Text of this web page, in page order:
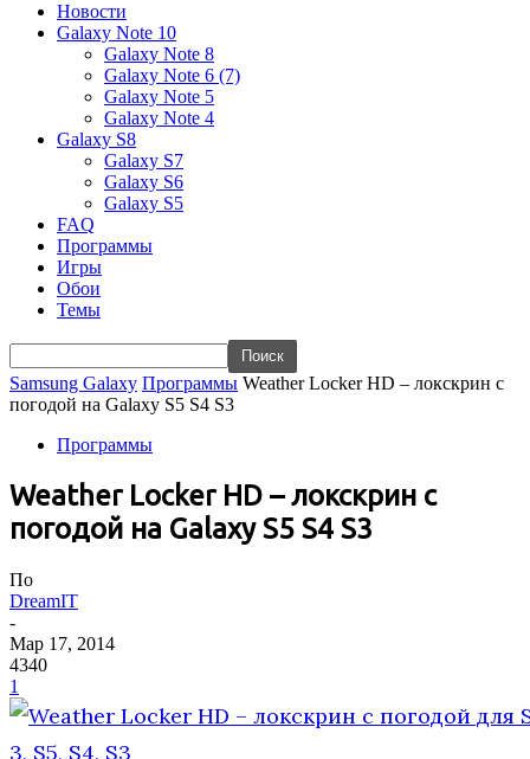
Новости
Galaxy Note 10
Galaxy Note 8
Galaxy Note 6 (7)
Galaxy Note 5
Galaxy Note 4
Galaxy S8
Galaxy S7
Galaxy S6
Galaxy S5
FAQ
Программы
Игры
Обои
Темы
Samsung Galaxy Программы Weather Locker HD – локскрин с
погодой на Galaxy S5 S4 S3
Программы
Weather Locker HD – локскрин с
погодой на Galaxy S5 S4 S3
По
DreamIT
-
Мар 17, 2014
4340
1